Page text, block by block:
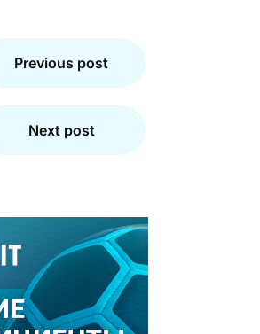
Previous post
Next post